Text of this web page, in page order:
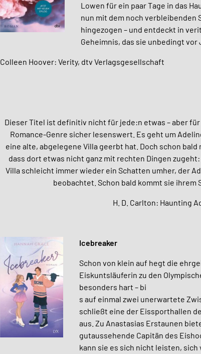
Lowen für ein paar Tage in das
nun mit dem noch verbleibenden
hingezogen – und entdeckt in
Geheimnis, das sie unbedingt vor
Colleen Hoover: Verity, dtv Verlagsgesellschaft
Dieser Titel ist definitiv nicht für jede:n etwas – aber
Romance-Genre sicher lesenswert. Es geht um
eine alte, abgelegene Villa geerbt hat. Doch schon bald
dass dort etwas nicht ganz mit rechten Dingen
Villa schleicht immer wieder ein Schatten umher, der
beobachtet. Schon bald kommt sie ihrem
H. D. Carlton: Haunting
Icebreaker
Schon von klein auf hegt die
Eiskuntsläuferin zu den
besonders hart – bi
s auf einmal zwei unerwartete
schließt eine der Eissporthallen
aus. Zu Anastasias Erstaunen
gutaussehende Capitän des
kann sie es sich nicht leisten, sich